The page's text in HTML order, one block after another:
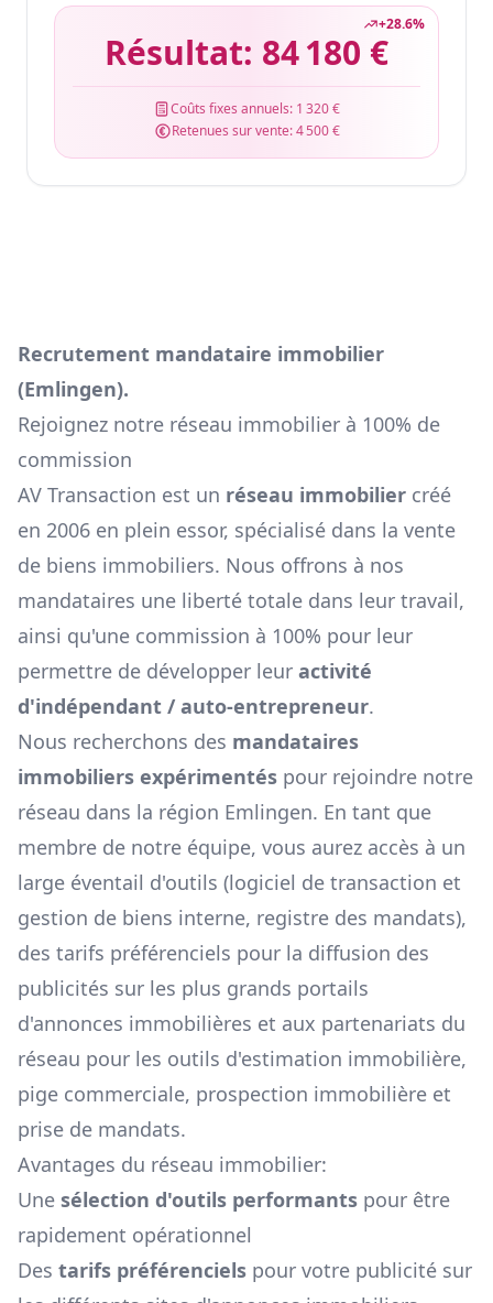
+28.6%
Résultat: 84 180 €
Coûts fixes annuels: 1 320 €
Retenues sur vente:4 500 €
Recrutement mandataire immobilier
(Emlingen).
Rejoignez notre réseau immobilier à 100% de
commission
AV Transaction est un réseau immobilier créé
en 2006 en plein essor, spécialisé dans la vente
de biens immobiliers. Nous offrons à nos
mandataires une liberté totale dans leur travail,
ainsi qu'une commission à 100% pour leur
permettre de développer leur activité
d'indépendant / auto-entrepreneur.
Nous recherchons des mandataires
immobiliers expérimentés pour rejoindre notre
réseau dans la région Emlingen. En tant que
membre de notre équipe, vous aurez accès à un
large éventail d'outils (logiciel de transaction et
gestion de biens interne, registre des mandats),
des tarifs préférenciels pour la diffusion des
publicités sur les plus grands portails
d'annonces immobilières et aux partenariats du
réseau pour les outils d'estimation immobilière,
pige commerciale, prospection immobilière et
prise de mandats.
Avantages du réseau immobilier:
Une sélection d'outils performants pour être
rapidement opérationnel
Des tarifs préférenciels pour votre publicité sur